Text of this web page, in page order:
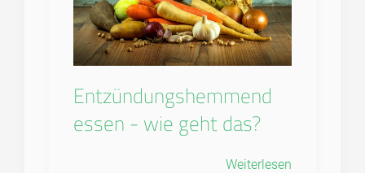
Entzündungshemmend
essen - wie geht das?
Weiterlesen